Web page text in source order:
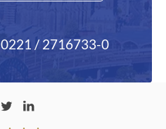
0221 / 2716733-0